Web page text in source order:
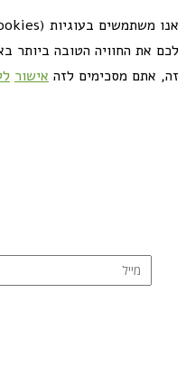
לכם את החוויה הטובה ביותר
זה, אתם מסכימים לזה אישור